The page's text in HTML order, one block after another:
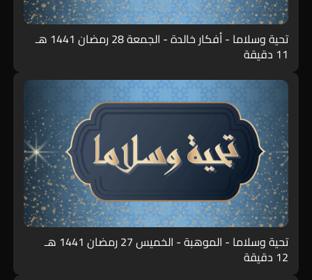
تحية وسلاما - أفكار خالدة - الجمعة 28 رمضان 1441 هـ
11 دقيقة
تحية وسلاما - الموهبة - الخميس 27 رمضان 1441 هـ
12 دقيقة